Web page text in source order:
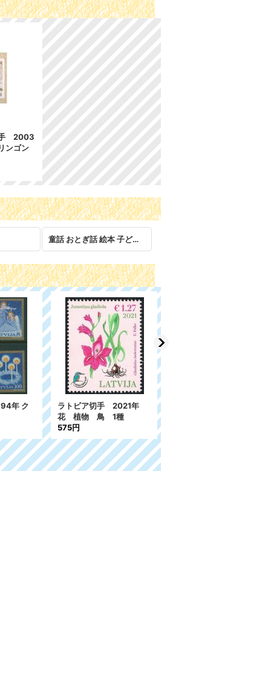
手 2003
ゴン
童話 おとぎ話 絵本 子ども 児童
年 ク
ラトビア切手 2021年
花 植物 鳥 1種
575円